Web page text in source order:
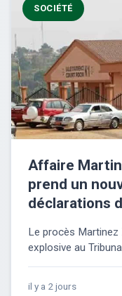
SOCIÉTÉ
Affaire
prend un
déclarations
Le procès Martinez
explosive au
il y a 2 jours